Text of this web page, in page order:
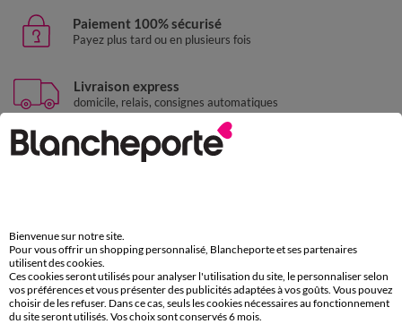
Paiement 100% sécurisé
Payez plus tard ou en plusieurs fois
Livraison express
domicile, relais, consignes automatiques
Retours gratuits
sous 30 jours avec Mondial Relay uniquement
de 8h00 à 20h00 du lundi au samedi
11€ Offerts
Bienvenue sur notre site.
Pour vous offrir un shopping personnalisé, Blancheporte et ses partenaires
utilisent des cookies.
Ces cookies seront utilisés pour analyser l'utilisation du site, le personnaliser selon
vos préférences et vous présenter des publicités adaptées à vos goûts. Vous pouvez
choisir de les refuser. Dans ce cas, seuls les cookies nécessaires au fonctionnement
du site seront utilisés. Vos choix sont conservés 6 mois.